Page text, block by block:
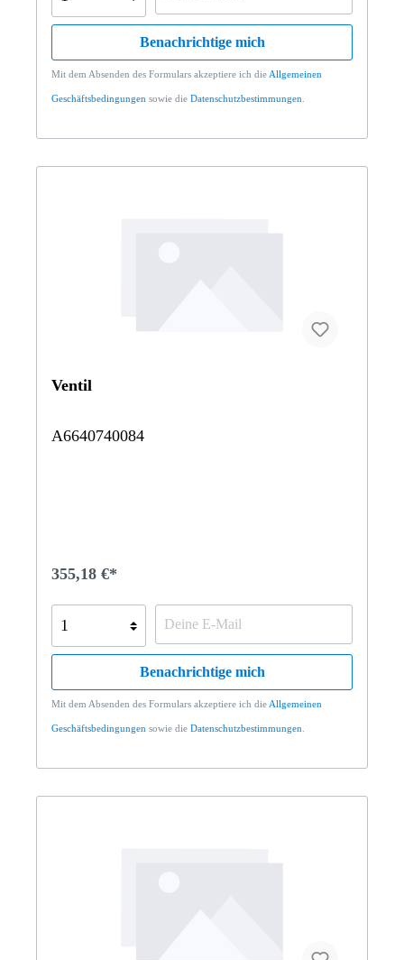
Benachrichtige mich
Mit dem Absenden des Formulars akzeptiere ich die Allgemeinen
Geschäftsbedingungen sowie die Datenschutzbestimmungen
Ventil
A6640740084
355,18 €*
Benachrichtige mich
Mit dem Absenden des Formulars akzeptiere ich die Allgemeinen
Geschäftsbedingungen sowie die Datenschutzbestimmungen